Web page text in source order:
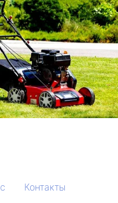
Контакты